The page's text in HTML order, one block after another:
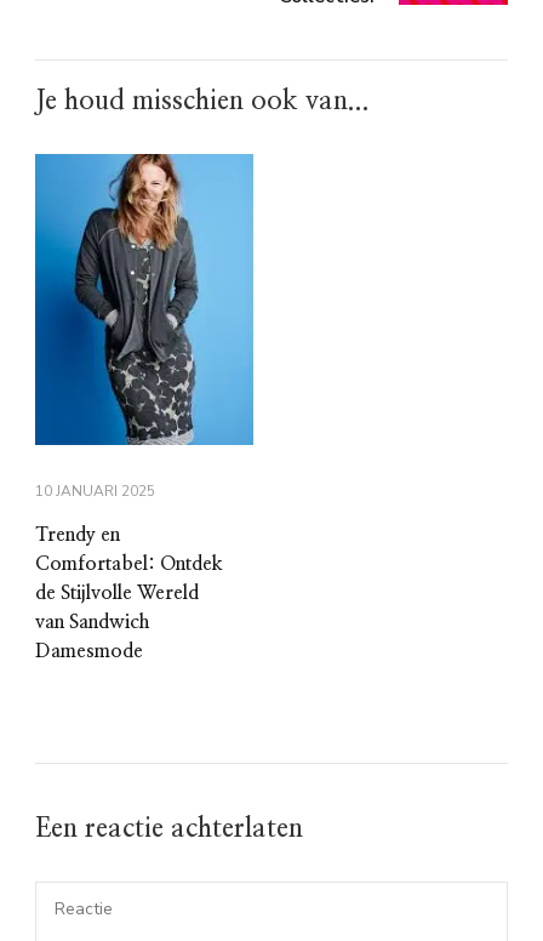
Je houd misschien ook van...
10 JANUARI 2025
Trendy en
Comfortabel: Ontdek
de Stijlvolle Wereld
van Sandwich
Damesmode
Een reactie achterlaten